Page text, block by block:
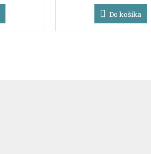
Do košíka